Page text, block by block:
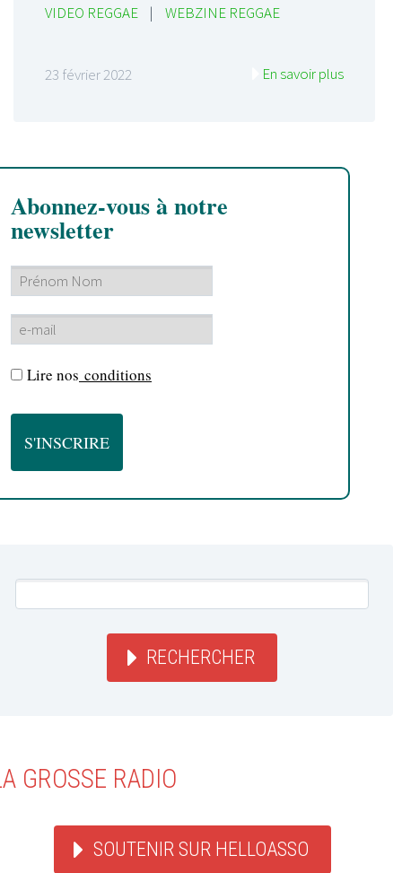
VIDEO REGGAE | WEBZINE REGGAE
23 février 2022 En savoir plus
Abonnez-vous à notre
newsletter
Lire nos conditions
RECHERCHER
GROSSE RADIO
SOUTENIR SUR HELLOASSO